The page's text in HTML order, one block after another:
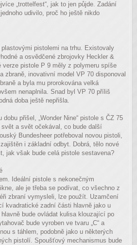
„trottelfest“, jak to jen půjde. Zadání
udivilo, proč ho ještě nikdo
pistolemi na trhu. Existovaly
a osvědčené zbrojovky Heckler &
verze pistole P 9 měly z polymeru spíše
zbraně, inovativní model VP 70 disponoval
a byla mu prorokována velká
nenaplnila. Snad byl VP 70 příliš
doba ještě nepřišla.
přišel, „Wonder Nine“ pistole s ČZ 75
a svět očekával, co bude další
Bundesheer potřeboval novou pistoli,
i základní odbyt. Dobrá, tělo nové
jak však bude celá pistole sestavena?
Ideální pistole s nekonečným
ale je třeba se podívat, co všechno z
zbraní vymysleli, lze použít. Uzamčení
kvadratické zadní části hlavně jako u
bude ovládat kulisa klouzající po
bude vyroben ve tvaru „C“ a
s táhlem, podobně jako u některých
pistolí. Spoušťový mechanismus bude